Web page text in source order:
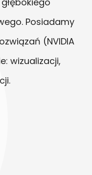
Posiadamy
(NVIDIA
wizualizacji,